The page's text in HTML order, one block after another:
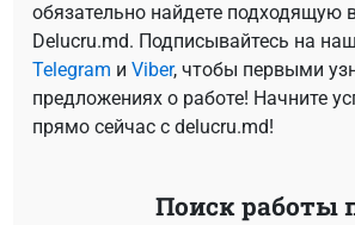
обязательно найдете подходящую
Delucru.md. Подписывайтесь на
Telegram и Viber, чтобы первыми
предложениях о работе! Начните
прямо сейчас с delucru.md!
Поиск работы